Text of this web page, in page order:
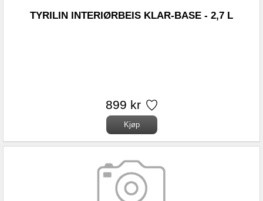
TYRILIN INTERIØRBEIS KLAR-BASE - 2,7 L
899 kr